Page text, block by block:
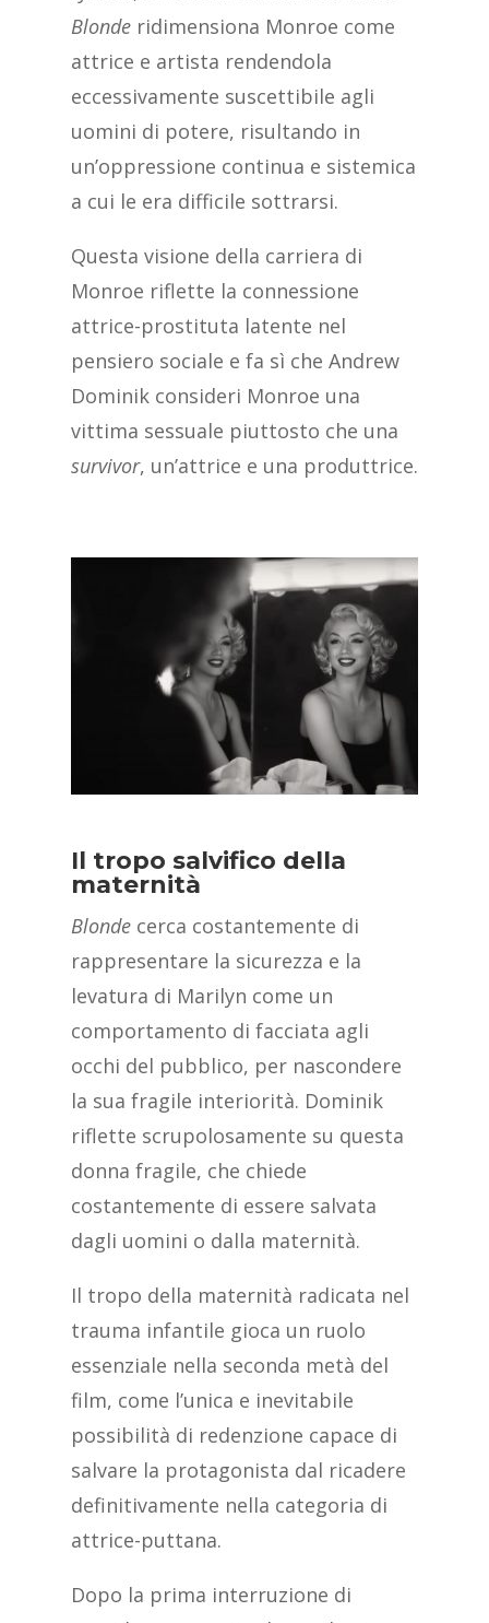
Blonderidimensiona Monroe come
attrice e artista rendendola
eccessivamente suscettibile agli
uomini di potere, risultando in
un’oppressione continua e sistemica
a cui le era difficile sottrarsi.
Questa visione della carriera di
Monroe riflette la connessione
attrice-prostituta latente nel
pensiero sociale e fa sì che Andrew
Dominik consideri Monroe una
vittima sessuale piuttosto che una
survivor, un’attrice e una produttrice.
Il tropo salvifico della
maternità
Blondecerca costantemente di
rappresentare la sicurezza e la
levatura di Marilyn come un
comportamento di facciata agli
occhi del pubblico, per nascondere
la sua fragile interiorità. Dominik
riflette scrupolosamente su questa
donna fragile, che chiede
costantemente di essere salvata
dagli uomini o dalla maternità.
Il tropo della maternità radicata nel
trauma infantile gioca un ruolo
essenziale nella seconda metà del
film, come l’unica e inevitabile
possibilità di redenzione capace di
salvare la protagonista dal ricadere
definitivamente nella categoria di
attrice-puttana.
Dopo la prima interruzione di